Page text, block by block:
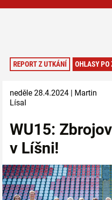
REPORT Z UTKÁNÍ OHLASY PO
neděle 28.4.2024 | Martin
Lísal
WU15:
v Líšni!